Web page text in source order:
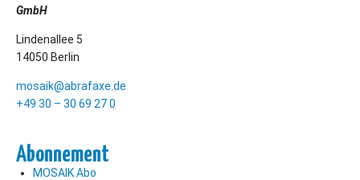
GmbH
Lindenallee 5
14050 Berlin
mosaik@abrafaxe.de
+49 30 – 30 69 27 0
Abonnement
MOSAIK Abo